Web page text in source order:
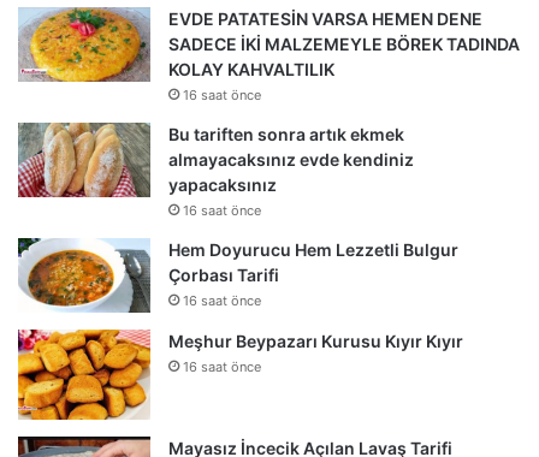
EVDE PATATESİN VARSA HEMEN DENE
SADECE İKİ MALZEMEYLE BÖREK TADINDA
KOLAY KAHVALTILIK
16 saat önce
Bu tariften sonra artık ekmek
almayacaksınız evde kendiniz
yapacaksınız
16 saat önce
Hem Doyurucu Hem Lezzetli Bulgur
Çorbası Tarifi
16 saat önce
Meşhur Beypazarı Kurusu Kıyır Kıyır
16 saat önce
Mayasız İncecik Açılan Lavaş Tarifi